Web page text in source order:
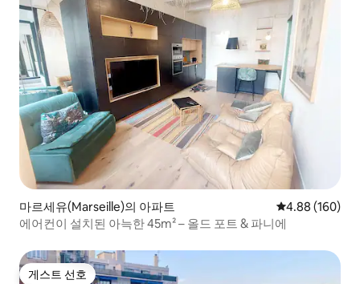
마르세유(Marseille)의 아파트 평점 4.88점(5
4.88 (160)
에어컨이 설치된 아늑한 45m² – 올드 포트 & 파니에
게스트 선호